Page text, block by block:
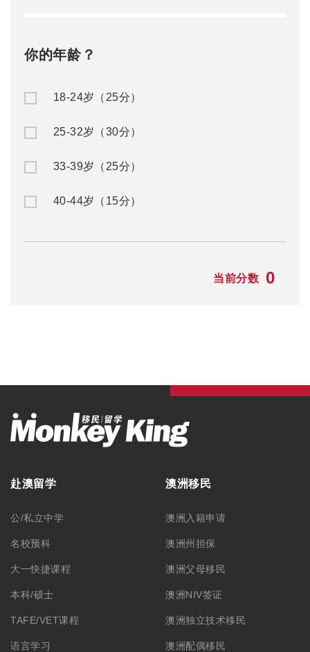
你的年龄？
18-24岁（25分）
25-32岁（30分）
33-39岁（25分）
40-44岁（15分）
当前分数 0
赴澳留学
公/私立中学
名校预科
大一快捷课程
本科/硕士
TAFE/VET课程
语言学习
澳洲移民
澳洲入籍申请
澳洲州担保
澳洲父母移民
澳洲NIV签证
澳洲独立技术移民
澳洲配偶移民